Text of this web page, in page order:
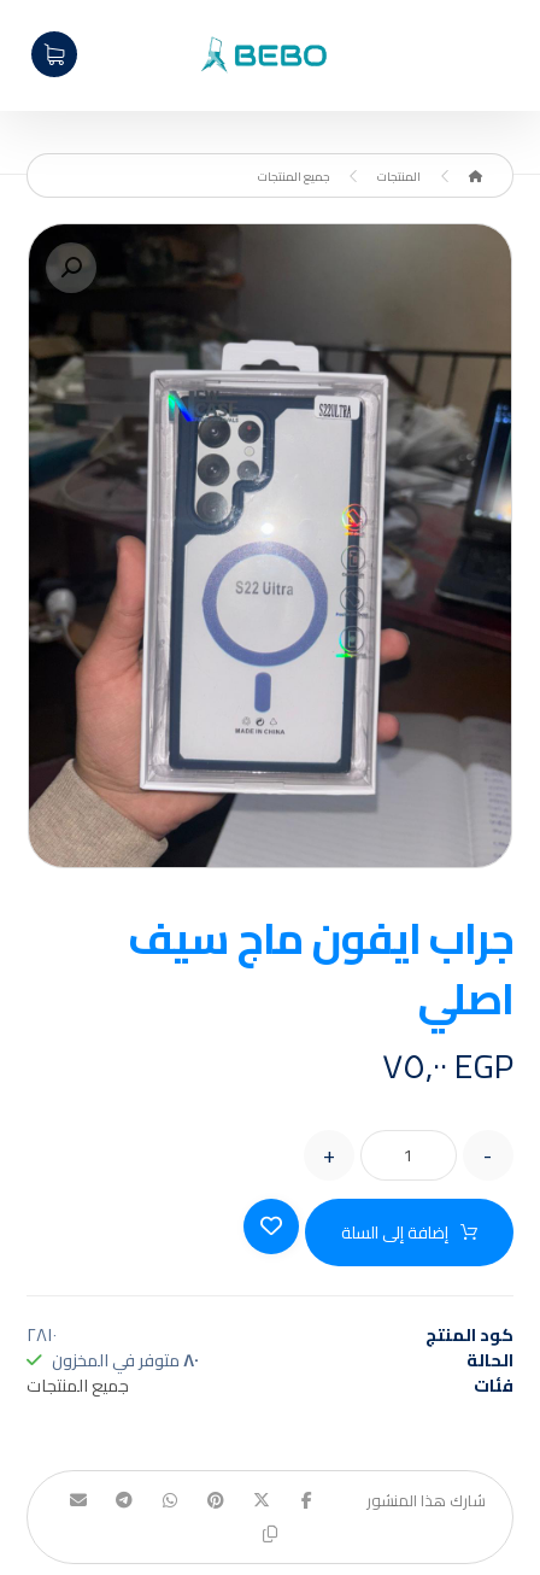
المنتجات جميع المنتجات
تكبير الصورة
جراب ايفون ماج سيف
اصلي
EGP
-
+
إضافة إلى السلة
كود المنتج ٢٨١٠
الحالة ٨٠متوفر في المخزون
فئات جميع المنتجات